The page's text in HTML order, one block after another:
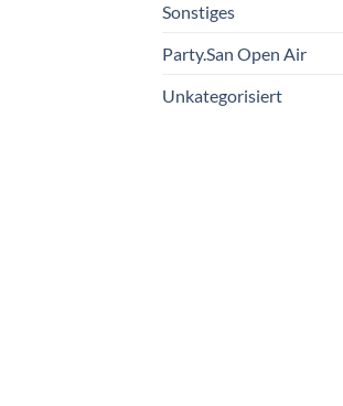
Sonstiges
Party.San Open Air
Unkategorisiert